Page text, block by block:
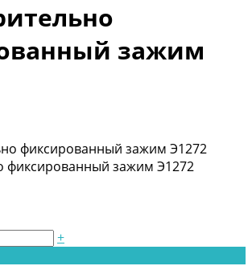
зажим
фиксированный зажим Э1272
+